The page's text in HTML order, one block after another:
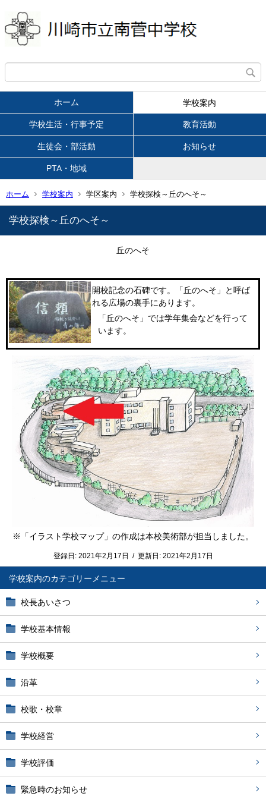
ホーム 学校案内
学校生活・行事予定 教育活動
生徒会・部活動 お知らせ
PTA・地域
ホーム 学校案内 学区案内 学校探検～丘のへそ～
学校案内
校長あいさつ
学校基本情報
学校概要
沿革
校歌・校章
学校経営
学校評価
緊急時のお知らせ
学校探検～丘のへそ～
丘のへそ
開校記念の石碑です。「丘のへそ」と呼ば
れる広場の裏手にあります。
「丘のへそ」では学年集会などを行って
います。
※「イラスト学校マップ」の作成は本校美術部が担当しました。
登録日: 2021年2月17日 / 更新日: 2021年2月17日